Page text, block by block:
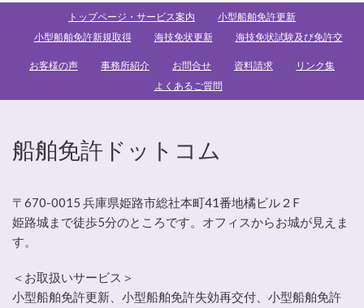
トップページ・サービス案内
小型船舶免許更新
小型船舶免許新規取得
海技免状更新 海技免状試験及び免許交
お客様の声 事務所紹介 お問合せ 資料請求
リンク集
よくあるご質問
船舶免許ドットコム
〒670-0015 兵庫県姫路市総社本町41番地橘ビル２F
姫路城まで徒歩5分のところです。オフィスからお城が見えま
す。
＜お取扱いサービス＞
小型船舶免許更新、小型船舶免許失効再交付、小型船舶免許